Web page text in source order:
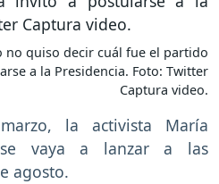
no quiso decir cuál fue el partido
a la Presidencia. Foto: Twitter
Captura video.
la activista María
vaya a lanzar a las
agosto.